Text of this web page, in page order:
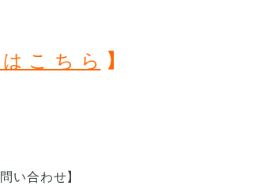
こ ち ら 】
問い合わせ】